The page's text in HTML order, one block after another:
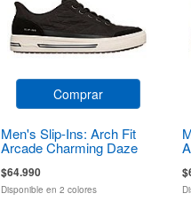
Comprar
Men's Slip-Ins: Arch Fit
Arcade Charming Daze
$64.990
Disponible en 2 colores